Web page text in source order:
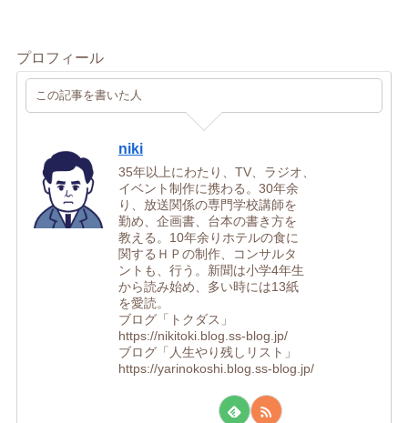
プロフィール
この記事を書いた人
niki
35年以上にわたり、TV、ラジオ、
イベント制作に携わる。30年余
り、放送関係の専門学校講師を
勤め、企画書、台本の書き方を
教える。10年余りホテルの食に
関するＨＰの制作、コンサルタ
ントも、行う。新聞は小学4年生
から読み始め、多い時には13紙
を愛読。
ブログ「トクダス」
https://nikitoki.blog.ss-blog.jp/
ブログ「人生やり残しリスト」
https://yarinokoshi.blog.ss-blog.jp/